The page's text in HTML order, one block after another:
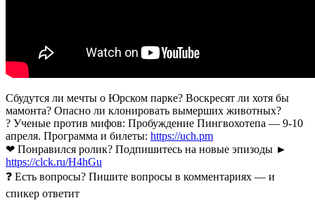
Сбудутся ли мечты о Юрском парке? Воскресят ли хотя бы
мамонта? Опасно ли клонировать вымерших животных?
? Ученые против мифов: Пробуждение Пингвохотепа — 9-10
апреля. Программа и билеты: https://uch.pm
❤ Понравился ролик? Подпишитесь на новые эпизоды ►
https://clck.ru/H4hGu
❓ Есть вопросы? Пишите вопросы в комментариях — и
спикер ответит